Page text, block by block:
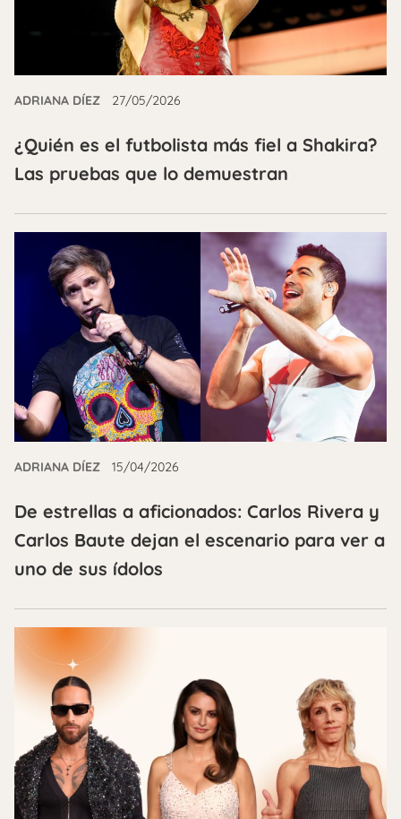
ADRIANA DÍEZ 27/05/2026
¿Quién es el futbolista más fiel a Shakira?
Las pruebas que lo demuestran
ADRIANA DÍEZ 15/04/2026
De estrellas a aficionados: Carlos Rivera y
Carlos Baute dejan el escenario para ver a
uno de sus ídolos